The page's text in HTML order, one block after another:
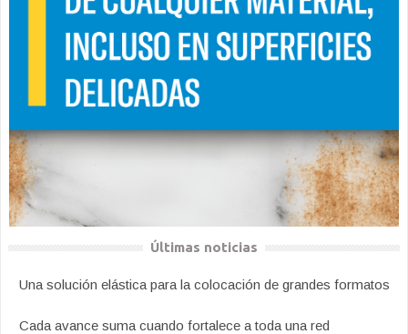
Últimas noticias
Una solución elástica para la colocación de grandes formatos
Cada avance suma cuando fortalece a toda una red